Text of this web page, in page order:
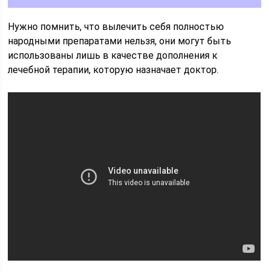
Нужно помнить, что вылечить себя полностью
народными препаратами нельзя, они могут быть
использованы лишь в качестве дополнения к
лечебной терапии, которую назначает доктор.